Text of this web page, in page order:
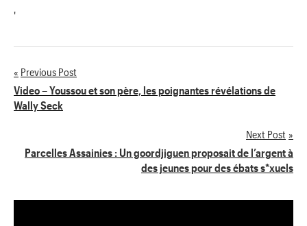
'
Navigation
de
Previous Post
Video – Youssou et son père, les poignantes révélations de
Wally Seck
Next Post
Parcelles Assainies : Un goordjiguen proposait de l’argent à
des jeunes pour des ébats s*xuels